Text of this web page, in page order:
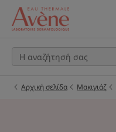
Αρχική σελίδα Μακιγιάζ